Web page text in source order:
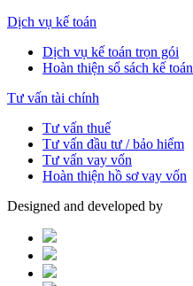
Dịch vụ kế toán
Dịch vụ kế toán trọn gói
Hoàn thiện sổ sách kế toán
Tư vấn tài chính
Tư vấn thuế
Tư vấn đầu tư / bảo hiểm
Tư vấn vay vốn
Hoàn thiện hồ sơ vay vốn
Designed and developed by